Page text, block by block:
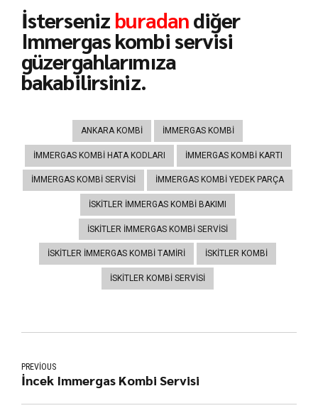
İsterseniz buradandiğer
Immergas kombi servisi
güzergahlarımıza
bakabilirsiniz.
ANKARA KOMBI IMMERGAS KOMBI
IMMERGAS KOMBI HATA KODLARI IMMERGAS KOMBI KARTI
IMMERGAS KOMBI SERVISI IMMERGAS KOMBI YEDEK PARÇA
ISKITLER IMMERGAS KOMBI BAKIMI
ISKITLER IMMERGAS KOMBI SERVISI
ISKITLER IMMERGAS KOMBI TAMIRI ISKITLER KOMBI
ISKITLER KOMBI SERVISI
PREVIOUS
İncek Immergas Kombi Servisi